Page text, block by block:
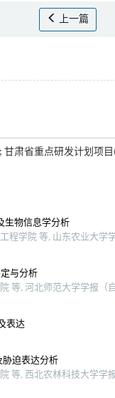
上一篇
肃省重点研发计划项目